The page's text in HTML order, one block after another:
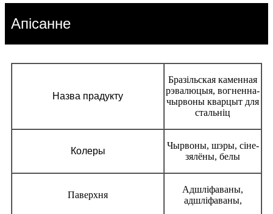
Апісанне
Назва прадукту
Бразільская каменная
рэвалюцыя, вогненна-
чырвоны кварцыт для
стальніц
Колеры
Чырвоны, шэры, сіне-
зялёны, белы
Паверхня
Адшліфаваны,
адшліфаваны,